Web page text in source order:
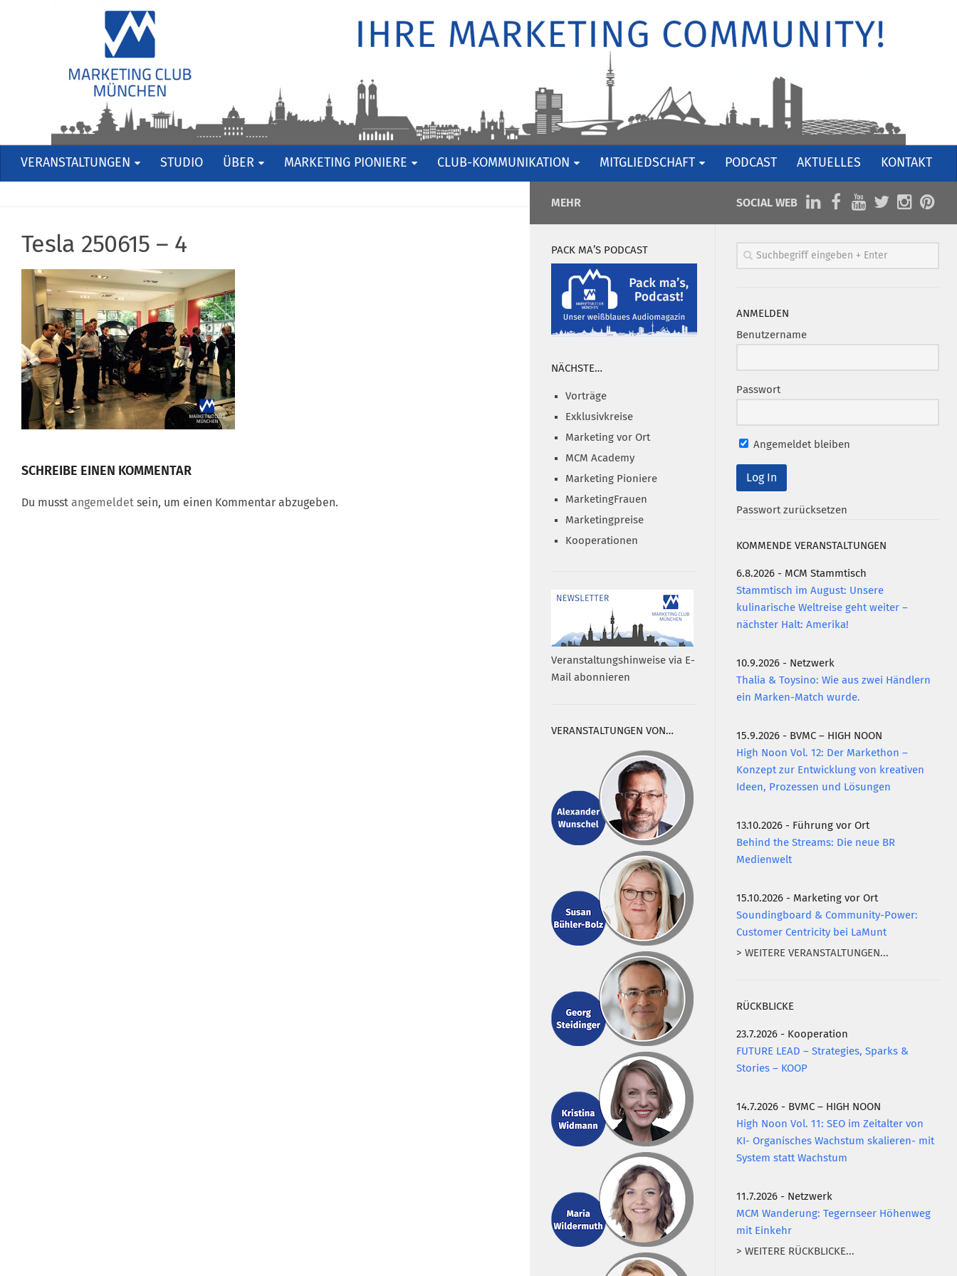
VERANSTALTUNGEN STUDIO ÜBER MARKETING PIONIERE CLUB-KOMMUNIKATION MITGLIEDSCHAFT PODCAST AKTUELLES KONTAKT
Tesla 250615 – 4
SCHREIBE EINEN KOMMENTAR
Du musst angemeldet sein, um einen Kommentar abzugeben.
SOCIAL WEB
ANMELDEN
Benutzername
Passwort
Angemeldet bleiben
Passwort zurücksetzen
KOMMENDE VERANSTALTUNGEN
6.8.2026 - MCM Stammtisch
Stammtisch im August: Unsere
kulinarische Weltreise geht weiter –
nächster Halt: Amerika!
10.9.2026 - Netzwerk
Thalia & Toysino: Wie aus zwei Händlern
ein Marken-Match wurde.
15.9.2026 - BVMC – HIGH NOON
High Noon Vol. 12: Der Markethon –
Konzept zur Entwicklung von kreativen
Ideen, Prozessen und Lösungen
13.10.2026 - Führung vor Ort
Behind the Streams: Die neue BR
Medienwelt
15.10.2026 - Marketing vor Ort
Soundingboard & Community-Power:
Customer Centricity bei LaMunt
> WEITERE VERANSTALTUNGEN...
RÜCKBLICKE
23.7.2026 - Kooperation
FUTURE LEAD – Strategies, Sparks &
Stories – KOOP
14.7.2026 - BVMC – HIGH NOON
High Noon Vol. 11: SEO im Zeitalter von
KI- Organisches Wachstum skalieren- mit
System statt Wachstum
11.7.2026 - Netzwerk
MCM Wanderung: Tegernseer Höhenweg
mit Einkehr
> WEITERE RÜCKBLICKE...
MEHR
PACK MA’S PODCAST
NÄCHSTE…
Vorträge
Exklusivkreise
Marketing vor Ort
MCM Academy
Marketing Pioniere
MarketingFrauen
Marketingpreise
Kooperationen
Veranstaltungshinweise via E-
Mail abonnieren
VERANSTALTUNGEN VON…